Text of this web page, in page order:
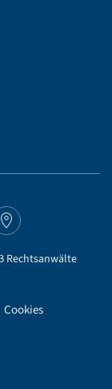
Rechtsanwälte
Cookies